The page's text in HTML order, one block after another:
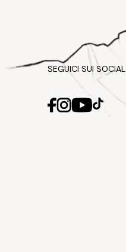
SEGUICI SUI SOCIAL